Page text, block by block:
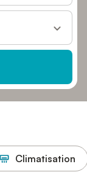
Climatisation